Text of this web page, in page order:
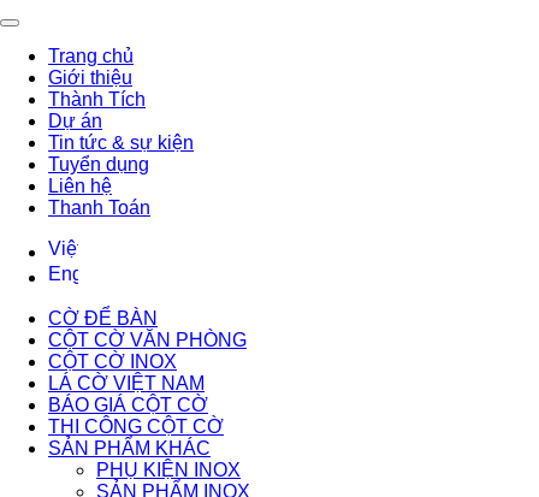
Trang chủ
Giới thiệu
Thành Tích
Dự án
Tin tức & sự kiện
Tuyển dụng
Liên hệ
Thanh Toán
CỜ ĐỂ BÀN
CỘT CỜ VĂN PHÒNG
CỘT CỜ INOX
LÁ CỜ VIỆT NAM
BÁO GIÁ CỘT CỜ
THI CÔNG CỘT CỜ
SẢN PHẨM KHÁC
PHỤ KIỆN INOX
SẢN PHẨM INOX